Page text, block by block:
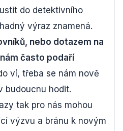
do detektivního
výraz znamená.
nebo dotazem na
často podaří
ví, třeba se nám nově
budoucnu hodit.
tak pro nás mohou
výzvu a bránu k novým